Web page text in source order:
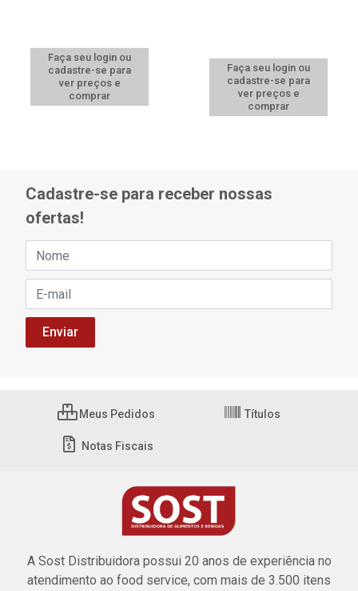
Faça seu login ou
cadastre-se para
ver preços e
comprar
Faça seu login ou
cadastre-se para
ver preços e
comprar
Cadastre-se para receber nossas
ofertas!
Meus Pedidos Títulos
Notas Fiscais
A Sost Distribuidora possui 20 anos de experiência no
atendimento ao food service, com mais de 3.500 itens